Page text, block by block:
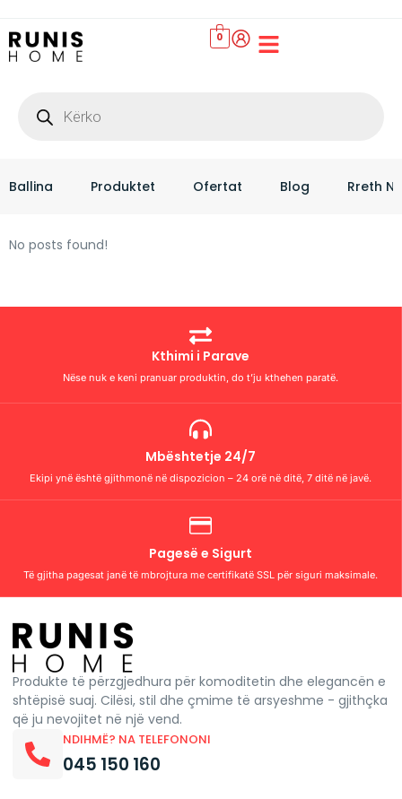
0
Ballina Produktet Ofertat Blog Rreth
No posts found!
Kthimi i Parave
Nëse nuk e keni pranuar produktin, do t’ju kthehen paratë.
Mbështetje 24/7
Ekipi ynë është gjithmonë në dispozicion – 24 orë në ditë, 7 ditë në javë.
Pagesë e Sigurt
Të gjitha pagesat janë të mbrojtura me certifikatë SSL për siguri maksimale.
Produkte të përzgjedhura për komoditetin dhe elegancën e
shtëpisë suaj. Cilësi, stil dhe çmime të arsyeshme - gjithçka
që ju nevojitet në një vend.
NDIHMË? NA TELEFONONI
045 150 160